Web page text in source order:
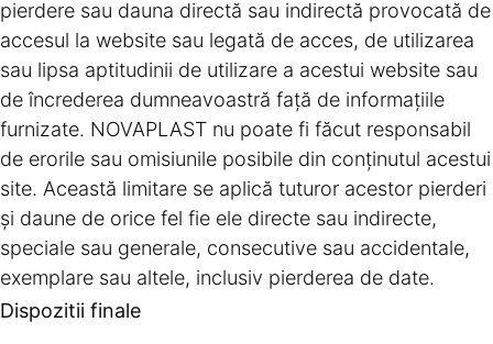
pierdere sau dauna directă sau indirectă provocată de
accesul la website sau legată de acces, de utilizarea
sau lipsa aptitudinii de utilizare a acestui website sau
de încrederea dumneavoastră faţă de informaţiile
furnizate. NOVAPLAST nu poate fi făcut responsabil
de erorile sau omisiunile posibile din conţinutul acestui
site. Această limitare se aplică tuturor acestor pierderi
şi daune de orice fel fie ele directe sau indirecte,
speciale sau generale, consecutive sau accidentale,
exemplare sau altele, inclusiv pierderea de date.
Dispozitii finale